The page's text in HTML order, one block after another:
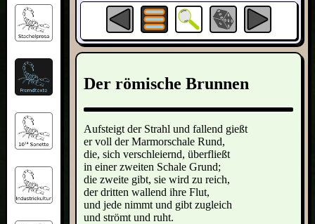
Der römische Brunnen
Aufsteigt der Strahl und fallend gießt
er voll der Marmorschale Rund,
die, sich verschleiernd, überfließt
in einer zweiten Schale Grund;
die zweite gibt, sie wird zu reich,
der dritten wallend ihre Flut,
und jede nimmt und gibt zugleich
und strömt und ruht.